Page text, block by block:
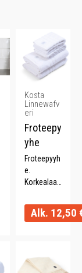
Kosta
Linnewafv
eri
Froteepy
yhe
Froteepyyh
e.
Korkealaat
Paksu. 100
Alk. 12,50